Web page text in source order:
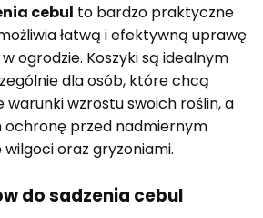
cebul to bardzo praktyczne
łatwą i efektywną uprawę
ogrodzie. Koszyki są idealnym
dla osób, które chcą
warunki wzrostu swoich roślin, a
ochronę przed nadmiernym
oraz gryzoniami.
do sadzenia cebul